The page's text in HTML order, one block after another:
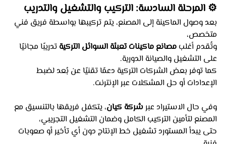
⚙️ المرحلة السادسة: التركيب والتشغيل والتدريب
بعد وصول الماكينة إلى المصنع، يتم تركيبها بواسطة فريق فني
متخصص،
وتُقدم أغلب مصانع ماكينات تعبئة السوائل التركية تدريبًا مجانيًا
على التشغيل والصيانة الدورية.
كما توفر بعض الشركات التركية دعمًا تقنيًا عن بُعد لضبط
الإعدادات أو حل المشكلات عبر الإنترنت.
وفي حال الاستيراد عبر شركة كيان، يتكفل فريقها بالتنسيق مع
المصنع لتأمين التركيب الكامل وضمان التشغيل التجريبي،
حتى يبدأ المستورد تشغيل خط الإنتاج دون أي تأخير أو صعوبات